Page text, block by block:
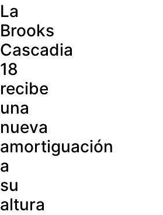
La
Brooks
Cascadia
18
recibe
una
nueva
amortiguación
a
su
altura